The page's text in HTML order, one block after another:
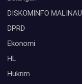
DISKOMINFO MALINAU
DPRD
Ekonomi
HL
Hukrim